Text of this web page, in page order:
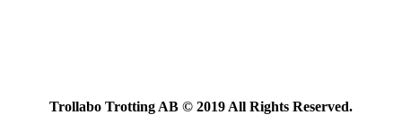
Trollabo Trotting AB © 2019 All Rights Reserved.